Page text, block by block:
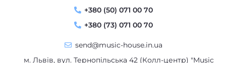
+380 (50) 071 00 70
+380 (73) 071 00 70
send@music-house.in.ua
м. Львів, вул. Тернопільська 42 (Колл-центр) "Music